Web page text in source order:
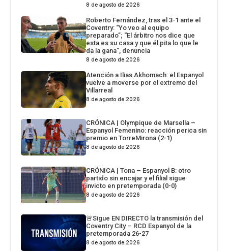
8 de agosto de 2026
Roberto Fernández, tras el 3-1 ante el
Coventry: “Yo veo al equipo
preparado”; “El árbitro nos dice que
esta es su casa y que él pita lo que le
da la gana”, denuncia
8 de agosto de 2026
Atención a Ilias Akhomach: el Espanyol
vuelve a moverse por el extremo del
Villarreal
8 de agosto de 2026
CRÓNICA | Olympique de Marsella –
Espanyol Femenino: reacción perica sin
premio en TorreMirona (2-1)
8 de agosto de 2026
CRÓNICA | Tona – Espanyol B: otro
partido sin encajar y el filial sigue
invicto en pretemporada (0-0)
8 de agosto de 2026
🚨Sigue EN DIRECTO la transmisión del
Coventry City – RCD Espanyol de la
pretemporada 26-27
8 de agosto de 2026